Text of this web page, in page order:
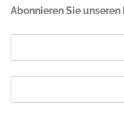
Abonnieren Sie